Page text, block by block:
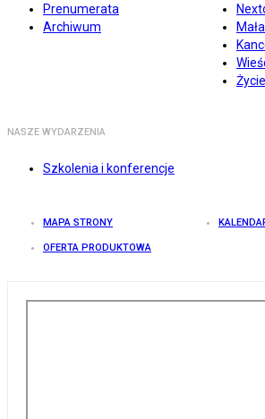
Prenumerata
Archiwum
NASZE WYDARZENIA
Szkolenia i konferencje
MAPA STRONY
OFERTA PRODUKTOWA